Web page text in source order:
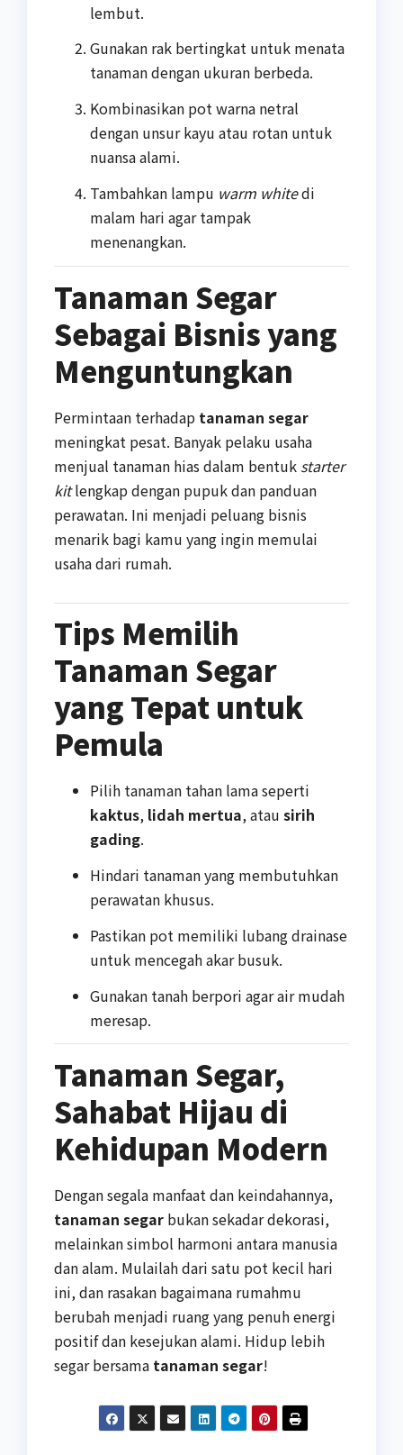
lembut.
Gunakan rak bertingkat untuk menata
tanaman dengan ukuran berbeda.
Kombinasikan pot warna netral
dengan unsur kayu atau rotan untuk
nuansa alami.
Tambahkan lampu warm whitedi
malam hari agar tampak
menenangkan.
Tanaman Segar
Sebagai Bisnis yang
Menguntungkan
Permintaan terhadap tanaman segar
meningkat pesat. Banyak pelaku usaha
menjual tanaman hias dalam bentuk starter
kitlengkap dengan pupuk dan panduan
perawatan. Ini menjadi peluang bisnis
menarik bagi kamu yang ingin memulai
usaha dari rumah.
Tips Memilih
Tanaman Segar
yang Tepat untuk
Pemula
Pilih tanaman tahan lama seperti
kaktus, lidah mertua, atau sirih
gading.
Hindari tanaman yang membutuhkan
perawatan khusus.
Pastikan pot memiliki lubang drainase
untuk mencegah akar busuk.
Gunakan tanah berpori agar air mudah
meresap.
Tanaman Segar,
Sahabat Hijau di
Kehidupan Modern
Dengan segala manfaat dan keindahannya,
tanaman segar bukan sekadar dekorasi,
melainkan simbol harmoni antara manusia
dan alam. Mulailah dari satu pot kecil hari
ini, dan rasakan bagaimana rumahmu
berubah menjadi ruang yang penuh energi
positif dan kesejukan alami. Hidup lebih
segar bersama tanaman segar!